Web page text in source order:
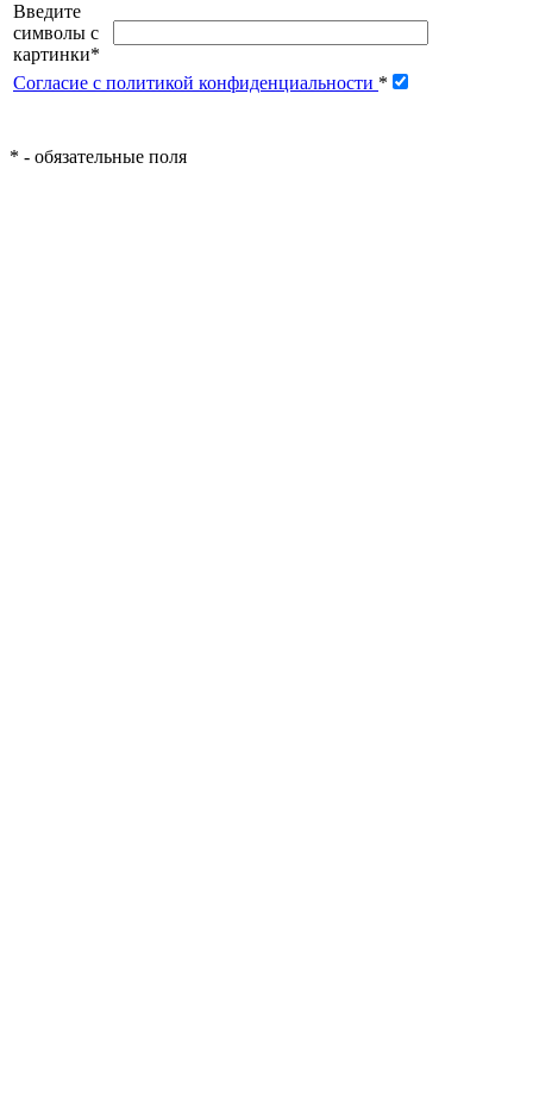
Введите
символы с
картинки*
Согласие с политикой конфиденциальности *
* - обязательные поля